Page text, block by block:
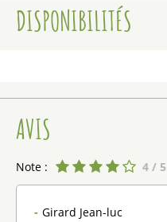
DISPONIBILITÉS
AVIS
Note : 4 / 5
Girard Jean-luc